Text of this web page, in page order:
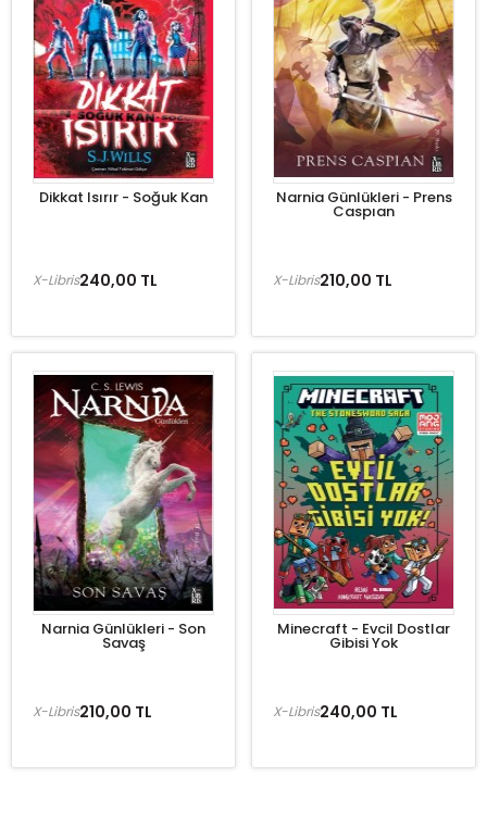
Dikkat Isırır - Soğuk Kan
240,00 TL
X-Libris
Narnia Günlükleri - Prens
Caspıan
210,00 TL
X-Libris
Narnia Günlükleri - Son
Savaş
210,00 TL
X-Libris
Minecraft - Evcil Dostlar
Gibisi Yok
240,00 TL
X-Libris